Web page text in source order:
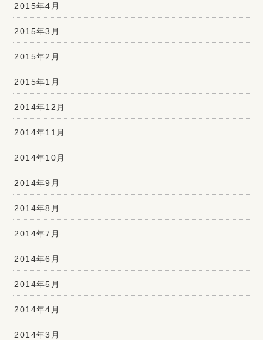
2015年4月
2015年3月
2015年2月
2015年1月
2014年12月
2014年11月
2014年10月
2014年9月
2014年8月
2014年7月
2014年6月
2014年5月
2014年4月
2014年3月